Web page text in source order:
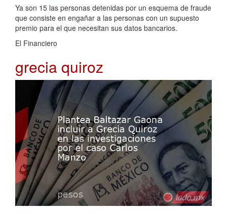
Ya son 15 las personas detenidas por un esquema de fraude
que consiste en engañar a las personas con un supuesto
premio para el que necesitan sus datos bancarios.
El Financiero
grecia quiroz